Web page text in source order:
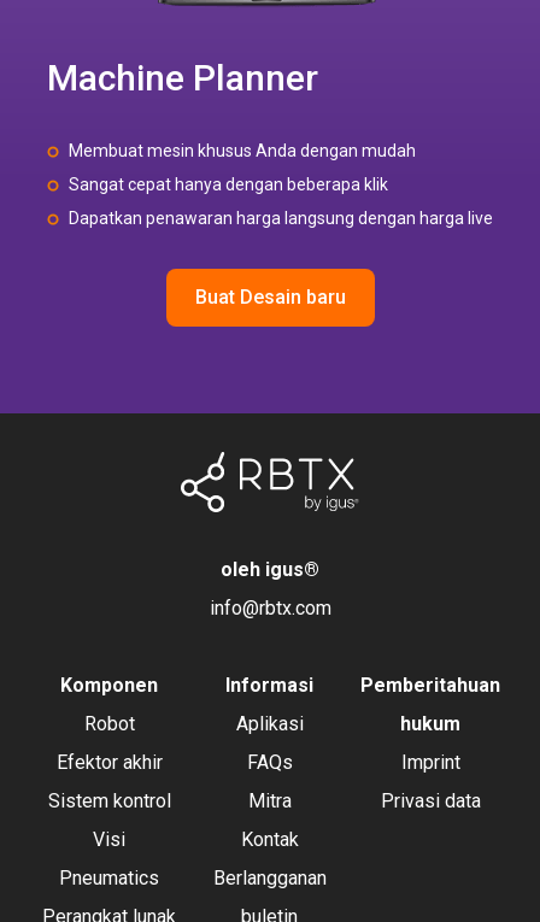
Machine Planner
Membuat mesin khusus Anda dengan mudah
Sangat cepat hanya dengan beberapa klik
Dapatkan penawaran harga langsung dengan harga live
Buat Desain baru
oleh igus®
info@rbtx.com
Komponen
Robot
Efektor akhir
Sistem kontrol
Visi
Pneumatics
Perangkat lunak
Informasi
Aplikasi
FAQs
Mitra
Kontak
Berlangganan
buletin
Pemberitahuan
hukum
Imprint
Privasi data